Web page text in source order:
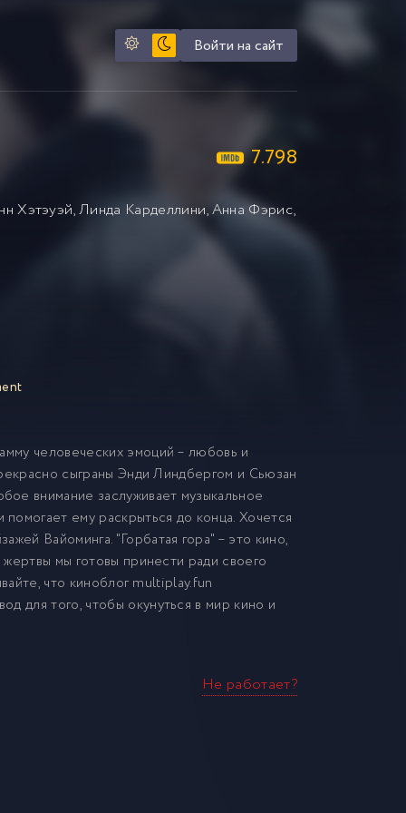
Войти на сайт
7.798
Хэтэуэй,Линда Карделлини,Анна Фэрис,
человеческих эмоций – любовь и
сыграны Энди Линдбергом и Сьюзан
внимание заслуживает музыкальное
ему раскрыться до конца. Хочется
Вайоминга. "Горбатая гора" – это кино,
мы готовы принести ради своего
что киноблог multiplay.fun
для того, чтобы окунуться в мир кино и
Не работает?